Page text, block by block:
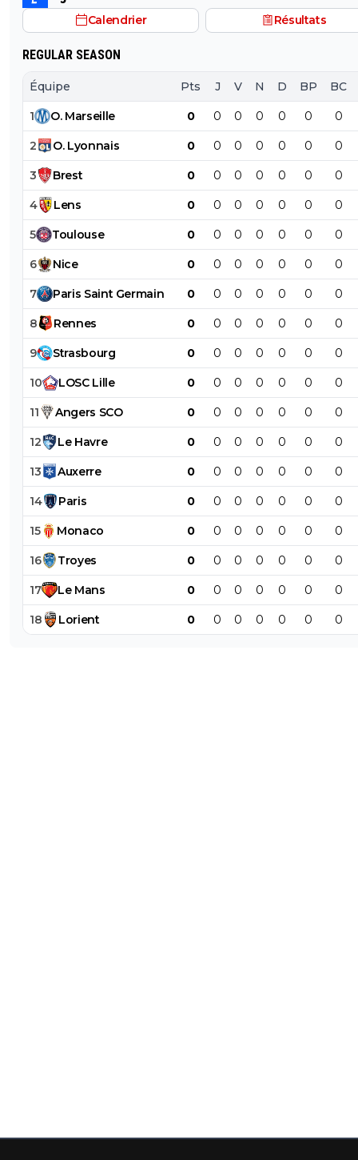
Calendrier Résultats
REGULAR SEASON
Équipe Pts J V N D BP BC
1 O. Marseille 0 0 0 0 0 0 0
2 O. Lyonnais 0 0 0 0 0 0 0
3 Brest 0 0 0 0 0 0 0
4 Lens 0 0 0 0 0 0 0
5 Toulouse 0 0 0 0 0 0 0
6 Nice 0 0 0 0 0 0 0
7 Paris Saint Germain 0 0 0 0 0 0 0
8 Rennes 0 0 0 0 0 0 0
9 Strasbourg 0 0 0 0 0 0 0
10 LOSC Lille 0 0 0 0 0 0 0
11 Angers SCO 0 0 0 0 0 0 0
12 Le Havre 0 0 0 0 0 0 0
13 Auxerre 0 0 0 0 0 0 0
14 Paris 0 0 0 0 0 0 0
15 Monaco 0 0 0 0 0 0 0
16 Troyes 0 0 0 0 0 0 0
17 Le Mans 0 0 0 0 0 0 0
18 Lorient 0 0 0 0 0 0 0